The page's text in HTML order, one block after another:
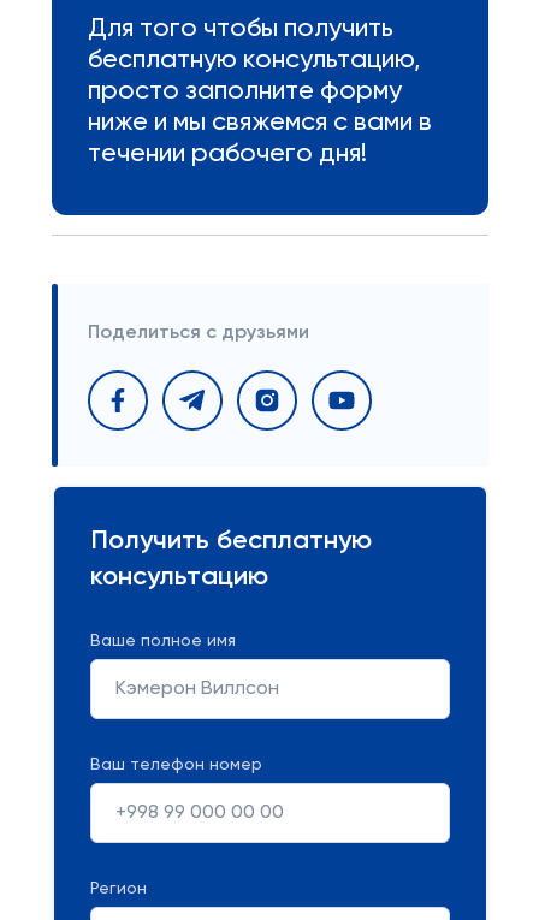
Для того чтобы получить
бесплатную консультацию,
просто заполните форму
ниже и мы свяжемся с вами в
течении рабочего дня!
Поделиться с друзьями
Получить бесплатную
консультацию
Ваше полное имя
Ваш телефон номер
Регион